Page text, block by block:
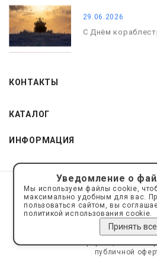
29.06.2026
С Днём
КОНТАКТЫ
КАТАЛОГ
ИНФОРМАЦИЯ
© 2019—2026 Интернет
Политика
Политика обработки
Сайт носит информационный
публичной
Уведомление о
Мы используем файлы cookie,
максимально удобным для вас.
пользоваться сайтом, вы
политикой использования cookie.
Принять все